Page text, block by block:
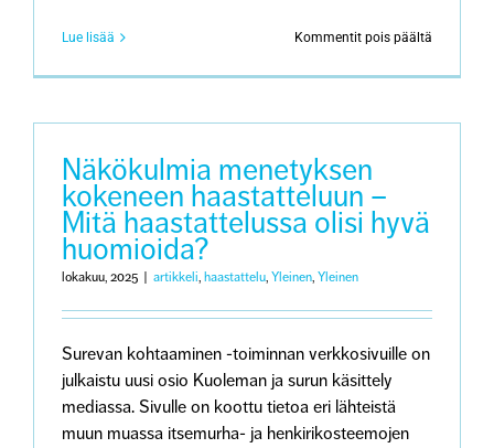
Lue lisää Kommentit pois päältä
miehen
Näkökulmia menetyksen
kokeneen haastatteluun –
Mitä haastattelussa olisi hyvä
huomioida?
lokakuu, 2025 artikkeli, haastattelu, Yleinen, Yleinen
Surevan kohtaaminen -toiminnan verkkosivuille on
julkaistu uusi osio Kuoleman ja surun käsittely
mediassa. Sivulle on koottu tietoa eri lähteistä
muun muassa itsemurha- ja henkirikosteemojen